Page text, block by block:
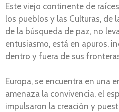
Este viejo continente de
los pueblos y las Culturas, de
de la búsqueda de paz, no
entusiasmo, está en apuros,
dentro y fuera de sus
Europa, se encuentra en una
amenaza la convivencia, el
impulsaron la creación y